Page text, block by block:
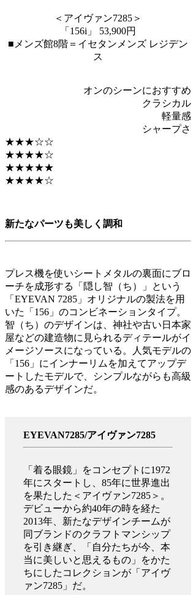
＜アイヴァン7285＞
「156i」 53,900円
■メンズ館8階＝イセタンメンズ レジデン
ス
オンのシーンにおすすめ
クラシカル
軽量感
シャープさ
★★★☆☆
★★★★☆
★★★★★
★★★★☆
新たなパーツも美しく調和
プレス機を使いシートメタルの裏面にブロ
ーチを成形する「隠し智（ち）」という
「EYEVAN 7285」オリジナルの製法を用
いた「156」のコンビネーションタイプ。
智（ち）のデザインは、神社や古い日本家
屋などの建造物に見られるディテールがイ
メージソースになっている。人気モデルの
「156」にインナーリムを加えてアップデ
ートしたモデルで、シンプルながらも高級
感のあるデザインだ。
EYEVAN7285/アイヴァン7285
「着る眼鏡」をコンセプトに1972
年にスタートし、85年に世界進出
を果たした＜アイヴァン7285＞。
デビューから約40年の時を経た
2013年、新たなデザインチームが
同ブランドのクラフトマンシップ
を引き継ぎ、「自分たちが今、本
当に美しいと思えるもの」をかた
ちにしたコレクションが「アイヴ
ァン7285」だ。